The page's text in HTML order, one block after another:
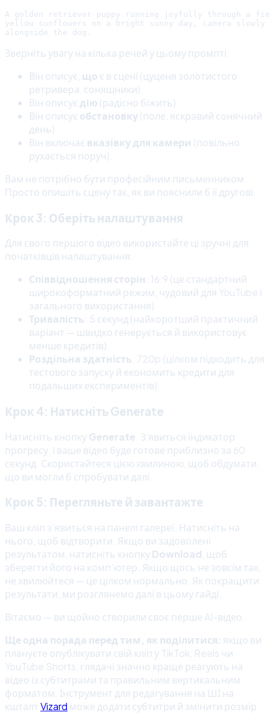
A golden retriever puppy running joyfully through a
yellow sunflowers on a bright sunny day, camera
Зверніть увагу на кілька речей у цьому промпті:
Він описує, що є в сцені (цуценя золотистого
ретривера, соняшники).
Він описує дію (радісно біжить).
Він описує обстановку(поле, яскравий сонячний
день).
Він включає вказівку для камери (повільно
рухається поруч).
Вам не потрібно бути професійним письменником.
Просто опишіть сцену так, як ви пояснили б її другові.
Крок 3: Оберіть налаштування
Для свого першого відео використайте ці зручні для
початківців налаштування:
Співвідношення сторін: 16:9 (це стандартний
широкоформатний режим, чудовий для YouTube і
загального використання)
Тривалість: 5 секунд (найкоротший практичний
варіант — швидко генерується й використовує
менше кредитів)
Роздільна здатність: 720p (цілком підходить для
тестового запуску й економить кредити для
подальших експериментів)
Крок 4: Натисніть Generate
Натисніть кнопкуGenerate . З’явиться індикатор
прогресу, і ваше відео буде готове приблизно за 60
секунд. Скористайтеся цією хвилиною, щоб обдумати,
що ви могли б спробувати далі.
Крок 5: Перегляньте й завантажте
Ваш кліп з’явиться на панелі галереї. Натисніть на
нього, щоб відтворити. Якщо ви задоволені
результатом, натисніть кнопкуDownload , щоб
зберегти його на комп’ютер. Якщо щось не зовсім так,
не хвилюйтеся — це цілком нормально. Як покращити
результати, ми розглянемо далі в цьому гайді.
Вітаємо — ви щойно створили своє перше AI-відео.
Ще одна порада перед тим, як поділитися: якщо ви
плануєте опублікувати свій кліп у TikTok, Reels чи
YouTube Shorts, глядачі значно краще реагують на
відео із субтитрами та правильним вертикальним
форматом. Інструмент для редагування на ШІ на
кшталтVizard може додати субтитри й змінити розмір